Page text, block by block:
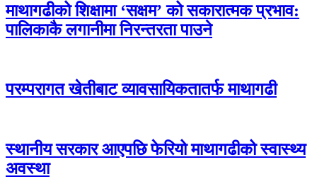
माथागढीको शिक्षामा ‘सक्षम’ को सकारात्मक प्रभाव:
पालिकाकै लगानीमा निरन्तरता पाउने
परम्परागत खेतीबाट व्यावसायिकतातर्फ माथागढी
स्थानीय सरकार आएपछि फेरियो माथागढीको स्वास्थ्य
अवस्था